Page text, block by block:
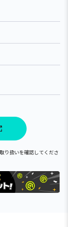
り扱いを確認してくださ